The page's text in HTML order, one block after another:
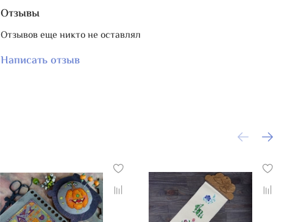
дизайн для оформления в этот подвес.
Пожалуйста, обратите внимание, что в силу
и пр. могут быть различны на отдельных экземплярах
Отзывы
Отзывов еще никто не оставлял
Написать отзыв